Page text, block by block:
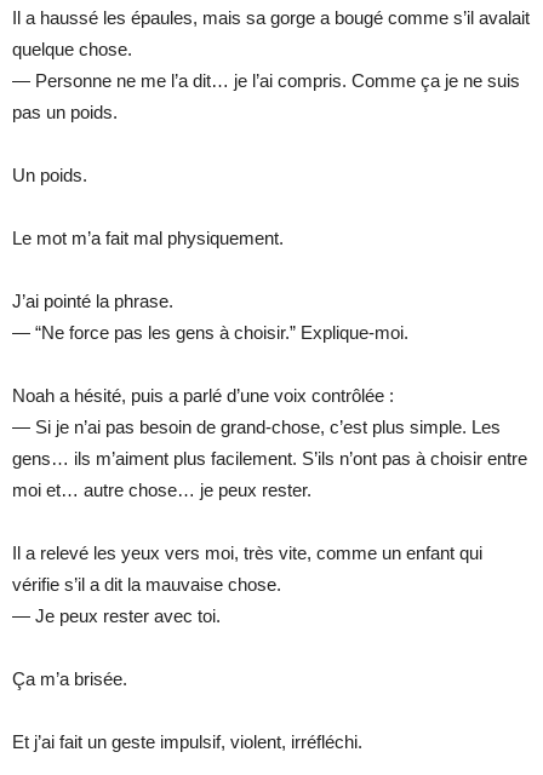
Il a haussé les épaules, mais sa gorge a bougé comme s’il avalait
quelque chose.
— Personne ne me l’a dit… je l’ai compris. Comme ça je ne suis
pas un poids.
Un poids.
Le mot m’a fait mal physiquement.
J’ai pointé la phrase.
— “Ne force pas les gens à choisir.” Explique-moi.
Noah a hésité, puis a parlé d’une voix contrôlée :
— Si je n’ai pas besoin de grand-chose, c’est plus simple. Les
gens… ils m’aiment plus facilement. S’ils n’ont pas à choisir entre
moi et… autre chose… je peux rester.
Il a relevé les yeux vers moi, très vite, comme un enfant qui
vérifie s’il a dit la mauvaise chose.
— Je peux rester avec toi.
Ça m’a brisée.
Et j’ai fait un geste impulsif, violent, irréfléchi.